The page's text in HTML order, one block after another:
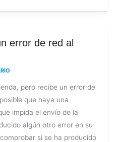
error de red al
pero recibe un error de
que haya una
impida el envío de la
algún otro error en su
si se ha producido